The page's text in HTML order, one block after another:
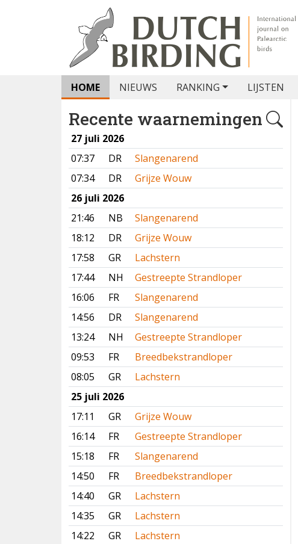
HOME NIEUWS RANKING LIJSTEN
Recente waarnemingen
27 juli 2026
07:37
DR
Slangenarend
07:34
DR
Grijze Wouw
26 juli 2026
21:46
NB
Slangenarend
18:12
DR
Grijze Wouw
17:58
GR
Lachstern
17:44
NH
Gestreepte Strandloper
16:06
FR
Slangenarend
14:56
DR
Slangenarend
13:24
NH
Gestreepte Strandloper
09:53
FR
Breedbekstrandloper
08:05
GR
Lachstern
25 juli 2026
17:11
GR
Grijze Wouw
16:14
FR
Gestreepte Strandloper
15:18
FR
Slangenarend
14:50
FR
Breedbekstrandloper
14:40
GR
Lachstern
14:35
GR
Lachstern
14:22
GR
Lachstern